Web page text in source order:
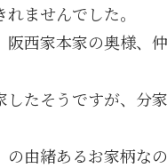
ませんでした。
西家本家の奥様、仲
たそうですが、分
由緒あるお家柄なの